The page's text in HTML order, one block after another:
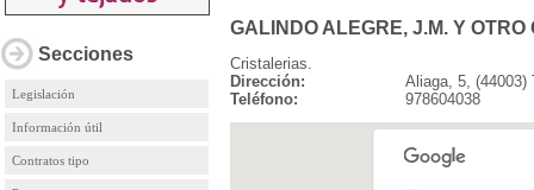
Secciones
Legislación
Información útil
Contratos tipo
GALINDO ALEGRE, J.M. Y OTRO
Cristalerias.
Dirección:
Aliaga, 5, (44003)
Teléfono:
978604038